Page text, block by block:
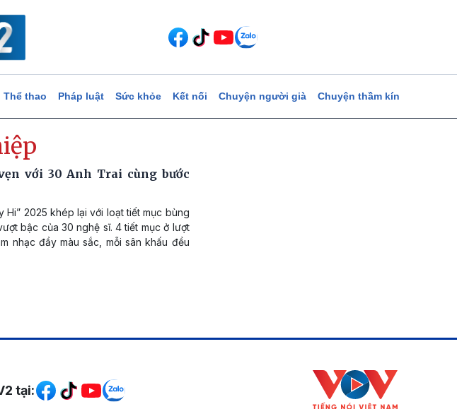
Thể thao Pháp luật Sức khỏe Kết nối Chuyện người già Chuyện thầm kín
với 30 Anh Trai cùng bước
Hi” 2025 khép lại với loạt tiết mục bùng
bậc của 30 nghệ sĩ. 4 tiết mục ở lượt
nhạc đầy màu sắc, mỗi sân khấu đều
hội
tại: